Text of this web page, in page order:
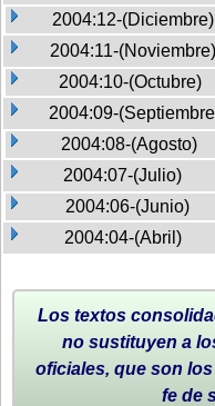
2004:12-(Diciembre)
2004:11-(Noviembre)
2004:10-(Octubre)
2004:09-
2004:08-(Agosto)
2004:07-(Julio)
2004:06-(Junio)
2004:04-(Abril)
Los textos
no sustituyen a
oficiales, que son
fe de